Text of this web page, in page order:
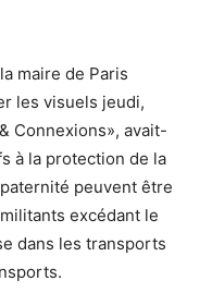
maire de Paris
les visuels jeudi,
Connexions», avait-
à la protection de la
peuvent être
excédant le
dans les transports